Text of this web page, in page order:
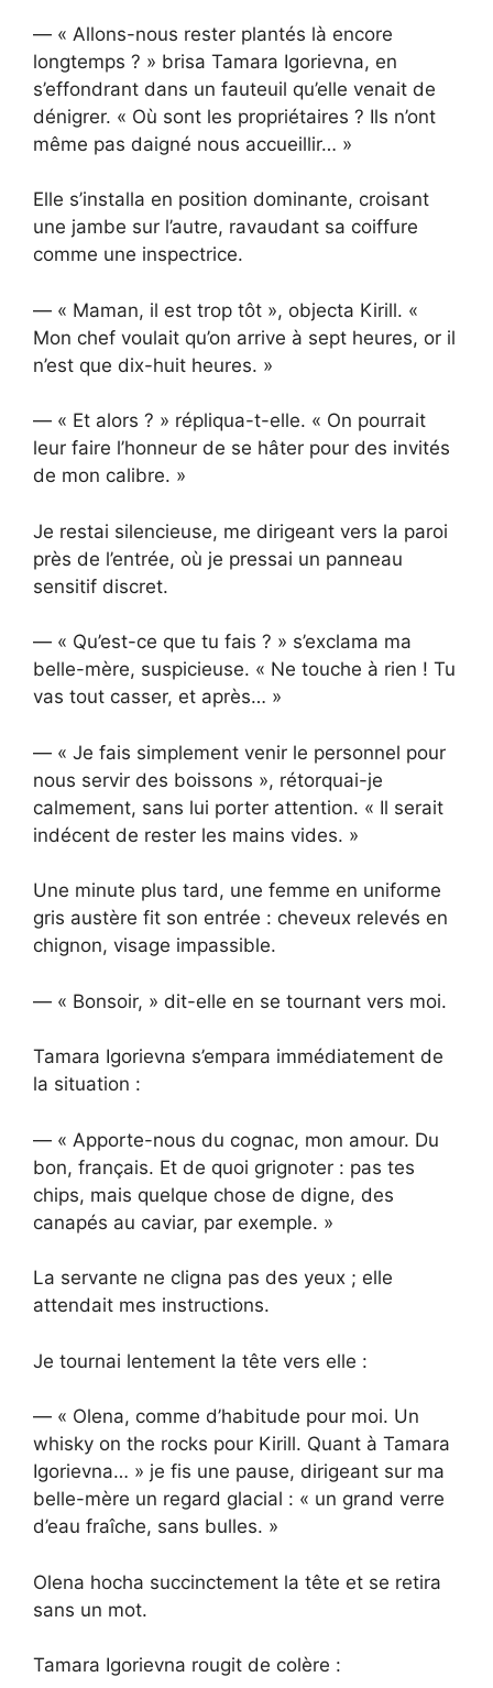
— « Allons-nous rester plantés là encore
longtemps ? » brisa Tamara Igorievna, en
s’effondrant dans un fauteuil qu’elle venait de
dénigrer. « Où sont les propriétaires ? Ils n’ont
même pas daigné nous accueillir… »
Elle s’installa en position dominante, croisant
une jambe sur l’autre, ravaudant sa coiffure
comme une inspectrice.
— « Maman, il est trop tôt », objecta Kirill. «
Mon chef voulait qu’on arrive à sept heures, or il
n’est que dix-huit heures. »
— « Et alors ? » répliqua-t-elle. « On pourrait
leur faire l’honneur de se hâter pour des invités
de mon calibre. »
Je restai silencieuse, me dirigeant vers la paroi
près de l’entrée, où je pressai un panneau
sensitif discret.
— « Qu’est-ce que tu fais ? » s’exclama ma
belle-mère, suspicieuse. « Ne touche à rien ! Tu
vas tout casser, et après… »
— « Je fais simplement venir le personnel pour
nous servir des boissons », rétorquai-je
calmement, sans lui porter attention. « Il serait
indécent de rester les mains vides. »
Une minute plus tard, une femme en uniforme
gris austère fit son entrée : cheveux relevés en
chignon, visage impassible.
— « Bonsoir, » dit-elle en se tournant vers moi.
Tamara Igorievna s’empara immédiatement de
la situation :
— « Apporte-nous du cognac, mon amour. Du
bon, français. Et de quoi grignoter : pas tes
chips, mais quelque chose de digne, des
canapés au caviar, par exemple. »
La servante ne cligna pas des yeux ; elle
attendait mes instructions.
Je tournai lentement la tête vers elle :
— « Olena, comme d’habitude pour moi. Un
whisky on the rocks pour Kirill. Quant à Tamara
Igorievna… » je fis une pause, dirigeant sur ma
belle-mère un regard glacial : « un grand verre
d’eau fraîche, sans bulles. »
Olena hocha succinctement la tête et se retira
sans un mot.
Tamara Igorievna rougit de colère :